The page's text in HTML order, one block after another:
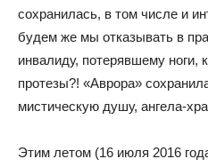
сохранилась, в том числе и
будем же мы отказывать в
инвалиду, потерявшему ноги,
протезы?! «Аврора»
мистическую душу, ангела-
Этим летом (16 июля 2016